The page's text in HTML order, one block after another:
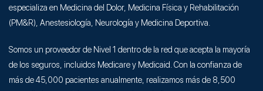
especializa en Medicina del Dolor, Medicina Física y Rehabilitación
(PM&R), Anestesiología, Neurología y Medicina Deportiva.
Somos un proveedor de Nivel 1 dentro de la red que acepta la mayoría
de los seguros, incluidos Medicare y Medicaid. Con la confianza de
más de 45,000 pacientes anualmente, realizamos más de 8,500